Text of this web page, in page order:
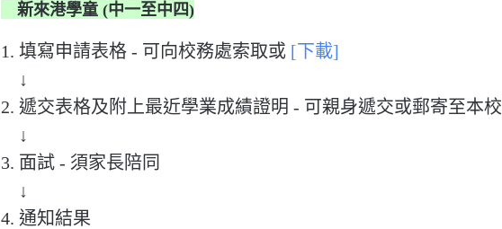
新來港學童 (中一至中四)
1. 填寫申請表格 - 可向校務處索取或 [下載]
↓
2. 遞交表格及附上最近學業成績證明 - 可親身遞交或郵寄至本校
↓
3. 面試 - 須家長陪同
↓
4. 通知結果